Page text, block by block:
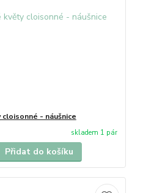
- náušnice
skladem 1 pár
Přidat do košíku